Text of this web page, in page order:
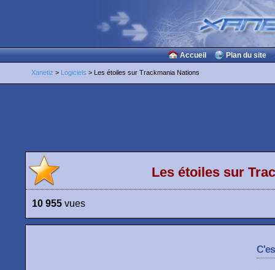
Accueil Plan du site
Xanetiz > Logiciels > Les étoiles sur Trackmania Nations
Les étoiles sur
10 955 vues